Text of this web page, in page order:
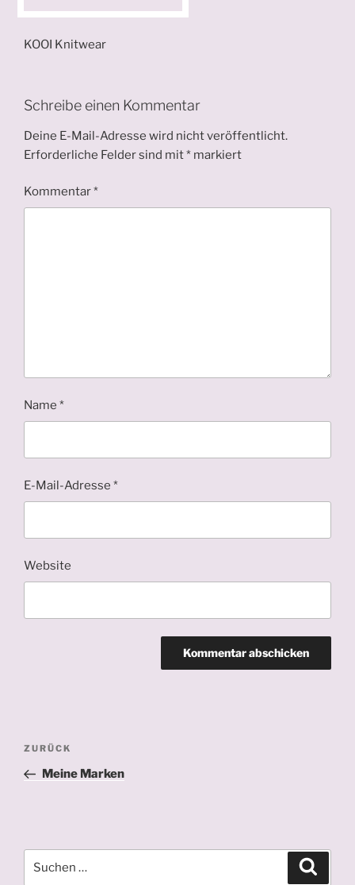
KOOI Knitwear
Schreibe einen Kommentar
Deine E-Mail-Adresse wird nicht veröffentlicht.
Erforderliche Felder sind mit* markiert
Kommentar*
Name *
E-Mail-Adresse *
Website
Vorheriger
Beitrag
ZURÜCK
Meine Marken
nach: